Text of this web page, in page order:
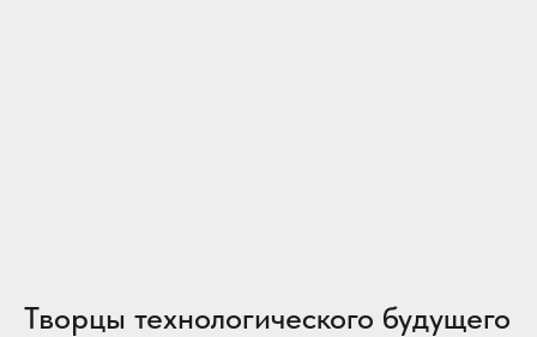
Творцы технологического будущего